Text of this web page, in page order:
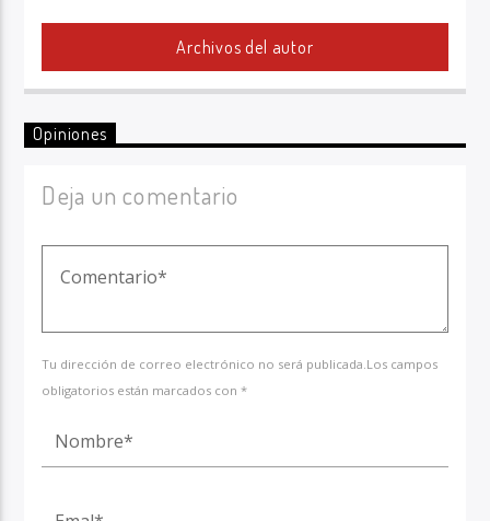
Archivos del autor
Opiniones
Deja un comentario
Tu dirección de correo electrónico no será publicada.Los campos
obligatorios están marcados con *